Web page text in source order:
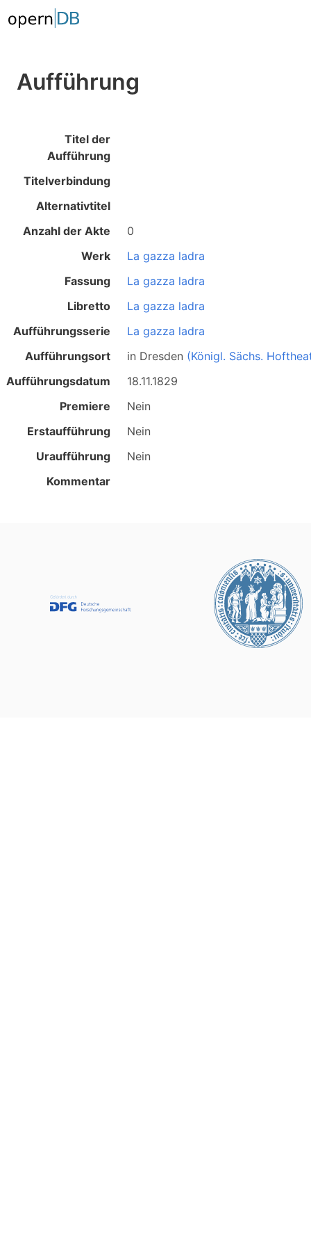
Aufführung
Titel der
Aufführung
Titelverbindung
Alternativtitel
Anzahl der Akte
0
Werk
La gazza ladra
Fassung
La gazza ladra
Libretto
La gazza ladra
Aufführungsserie
La gazza ladra
Aufführungsort
in Dresden (Königl. Sächs.
Aufführungsdatum
18.11.1829
Premiere
Nein
Erstaufführung
Nein
Uraufführung
Nein
Kommentar